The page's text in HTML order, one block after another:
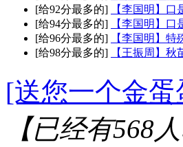
[给92分最多的]
【李国明】口
[给94分最多的]
【李国明】口
[给96分最多的]
【李国明】特
[给98分最多的]
【王振周】秋
[送您一个金
【已经有568